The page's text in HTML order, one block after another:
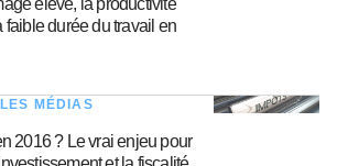
élevé, la productivité
durée du travail en
MÉDIAS
2016 ? Le vrai enjeu pour